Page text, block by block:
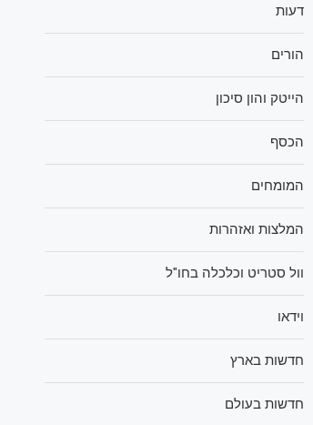
דעות
הורים
הייטק והון סיכון
הכסף
המומחים
המלצות ואזהרות
וול סטריט וכלכלה בחו"ל
וידאו
חדשות בארץ
חדשות בעולם